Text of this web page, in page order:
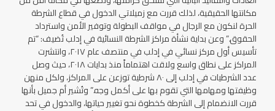
مكانتها الحقيقية، لذلك قررت مع زميلاتي الدخول في قطاع الشرطة
الحرة لنكون مع الرجال في مواقف البطولة وتوفير الأمن واسترداد
الحقوق.” وعن بداية نشأة مراكز الشرطة النسائية في إدلب تُضيف: “تم
تأسيس أول مركز نسائي في إدلب في منتصف عام ٢٠١٧، وانتشرت
المراكز على نطاق واسع ولاقت اهتماماً منذ بدايات ٢٠١٨، حيث وصل
عدد الشرطيات في إدلب إلى ٨٠ شرطية توزعن على المراكز، ولكل منهن
وظيفتها ومهامها التي تقوم بها على أكمل وجه.” وتُشير أم جميل بأنها
قررت الانضمام إلى الشرطة كخطوة نحو تغيير حياتها، والدخول في تحد